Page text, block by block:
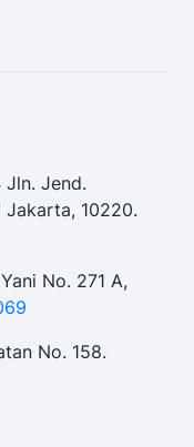
Jln. Jend.
Jakarta, 10220.
No. 271 A,
No. 158.